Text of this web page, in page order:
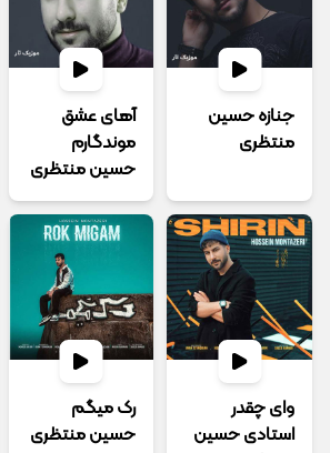
جنازه حسین
منتظری
آهای عشق
موندگارم
حسین منتظری
وای چقدر
استادی حسین
رک میگم
حسین منتظری